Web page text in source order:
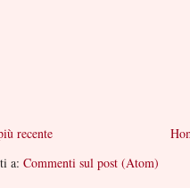
recente
a: Commenti sul post (Atom)